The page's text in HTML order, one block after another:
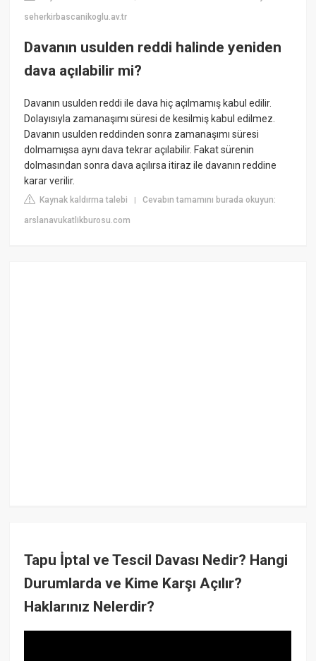
seherkirbascanikoglu.av.tr
Davanın usulden reddi halinde yeniden
dava açılabilir mi?
Davanın usulden reddi ile dava hiç açılmamış kabul edilir.
Dolayısıyla zamanaşımı süresi de kesilmiş kabul edilmez.
Davanın usulden reddinden sonra zamanaşımı süresi
dolmamışsa aynı dava tekrar açılabilir. Fakat sürenin
dolmasından sonra dava açılırsa itiraz ile davanın reddine
karar verilir.
Kaynak kaldırma talebi |Cevabın tamamını burada okuyun:
arslanavukatlikburosu.com
Tapu İptal ve Tescil Davası Nedir? Hangi
Durumlarda ve Kime Karşı Açılır?
Haklarınız Nelerdir?